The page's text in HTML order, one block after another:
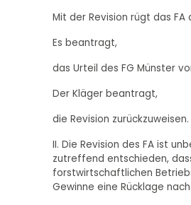
Mit der Revision rügt das
Es beantragt,
das Urteil des FG Münster
Der Kläger beantragt,
die Revision zurückzuweisen.
II. Die Revision des FA ist
zutreffend entschieden,
forstwirtschaftlichen
Gewinne eine Rücklage